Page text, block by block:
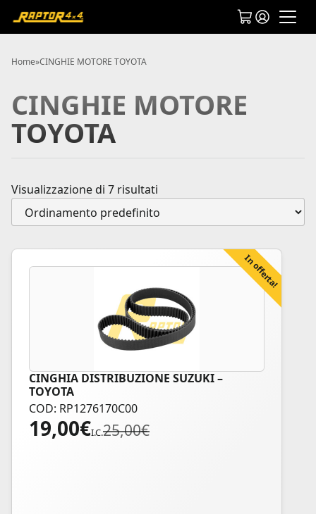
Home»CINGHIE MOTORE TOYOTA
CINGHIE MOTORE
TOYOTA
Visualizzazione di 7 risultati
In offerta!
CINGHIA DISTRIBUZIONE SUZUKI –
TOYOTA
COD: RP1276170C00
25,00€
Il
prezzo
19,00€
Il
prezzo
I.C.